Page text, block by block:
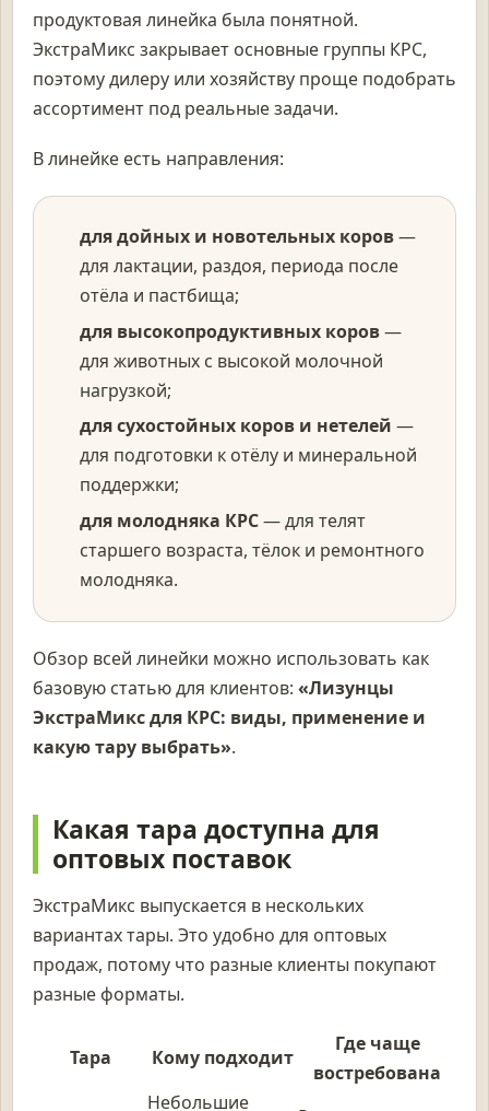
продуктовая линейка была понятной.
ЭкстраМикс закрывает основные группы КРС,
поэтому дилеру или хозяйству проще подобрать
ассортимент под реальные задачи.
В линейке есть направления:
для дойных и новотельных коров—
для лактации, раздоя, периода после
отёла и пастбища;
для высокопродуктивных коров—
для животных с высокой молочной
нагрузкой;
для сухостойных коров и нетелей —
для подготовки к отёлу и минеральной
поддержки;
для молодняка КРС— для телят
старшего возраста, тёлок и ремонтного
молодняка.
Обзор всей линейки можно использовать как
базовую статью для клиентов: «Лизунцы
ЭкстраМикс для КРС: виды, применение и
какую тару выбрать».
Какая тара доступна для
оптовых поставок
ЭкстраМикс выпускается в нескольких
вариантах тары. Это удобно для оптовых
продаж, потому что разные клиенты покупают
разные форматы.
Тара Кому подходит
Где чаще
востребована
Небольшие